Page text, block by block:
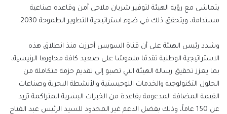
يتماشى مع رؤية الهيئة لتوفير شريان ملاحي آمن وقاعدة صناعية
مستدامة، ويتحقق ذلك في ضوء استراتيجية التطوير الطموحة 2030.
وشدد رئيس الهيئة على أن قناة السويس أحرزت منذ انطلاق هذه
الاستراتيجية الوطنية تقدمًا ملموسًا على صعيد كافة محاورها الرئيسية،
بما يعزز تحقيق رسالة الهيئة التي تصبو إلى تقديم حزمة متكاملة من
الحلول التكنولوجية والخدمات اللوجيستية والأنشطة البحرية وصناعات
القيمة المضافة المدعومة بقاعدة من الخبرات البشرية المتراكمة تزيد
عن 150 عاماً، وذلك بفضل الدعم غير المحدود للسيد الرئيس عبد الفتاح